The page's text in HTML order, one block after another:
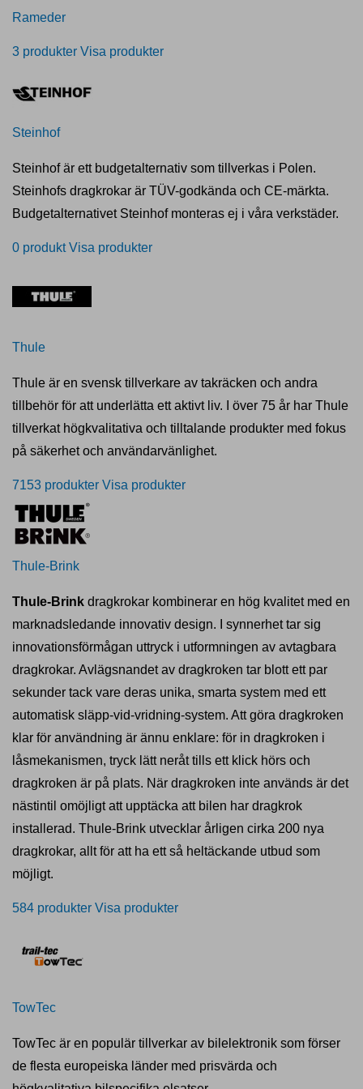
Rameder
3 produkter Visa produkter
Steinhof
Steinhof är ett budgetalternativ som tillverkas i Polen.
Steinhofs dragkrokar är TÜV-godkända och CE-märkta.
Budgetalternativet Steinhof monteras ej i våra verkstäder.
0 produkt Visa produkter
Thule
Thule är en svensk tillverkare av takräcken och andra
tillbehör för att underlätta ett aktivt liv. I över 75 år har Thule
tillverkat högkvalitativa och tilltalande produkter med fokus
på säkerhet och användarvänlighet.
7153 produkter Visa produkter
Thule-Brink
Thule-Brink dragkrokar kombinerar en hög kvalitet med en
marknadsledande innovativ design. I synnerhet tar sig
innovationsförmågan uttryck i utformningen av avtagbara
dragkrokar. Avlägsnandet av dragkroken tar blott ett par
sekunder tack vare deras unika, smarta system med ett
automatisk släpp-vid-vridning-system. Att göra dragkroken
klar för användning är ännu enklare: för in dragkroken i
låsmekanismen, tryck lätt neråt tills ett klick hörs och
dragkroken är på plats. När dragkroken inte används är det
nästintil omöjligt att upptäcka att bilen har dragkrok
installerad. Thule-Brink utvecklar årligen cirka 200 nya
dragkrokar, allt för att ha ett så heltäckande utbud som
möjligt.
584 produkter Visa produkter
TowTec
TowTec är en populär tillverkar av bilelektronik som förser
de flesta europeiska länder med prisvärda och